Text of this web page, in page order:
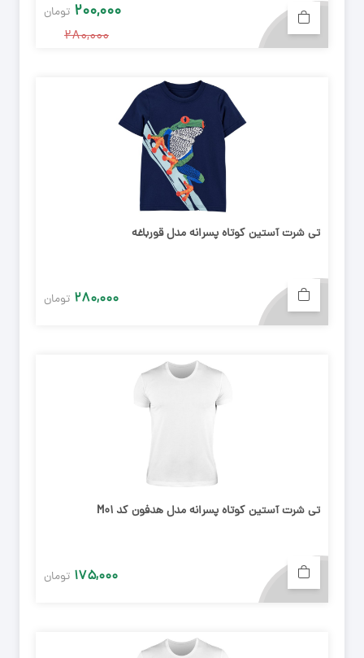
۲۸۰,۰۰۰
۲۰۰,۰۰۰ تومان
تی شرت آستین کوتاه پسرانه مدل قورباغه
۲۸۰,۰۰۰ تومان
تی شرت آستین کوتاه پسرانه مدل هدفون کد M01
۱۷۵,۰۰۰ تومان